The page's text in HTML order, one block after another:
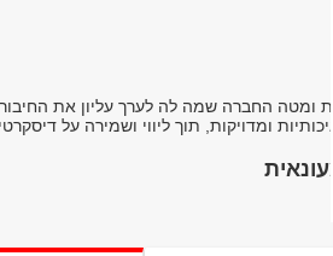
החברה שמה לה לערך עליון את